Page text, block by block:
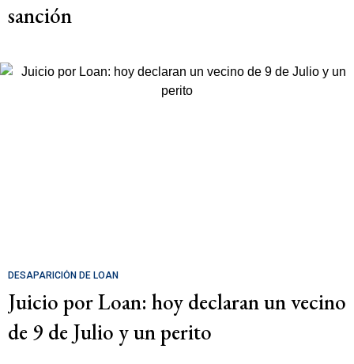
sanción
DESAPARICIÓN DE LOAN
Juicio por Loan: hoy declaran un vecino
de 9 de Julio y un perito